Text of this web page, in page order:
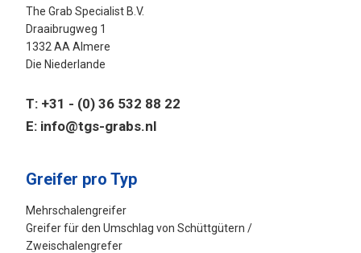
The Grab Specialist B.V.
Draaibrugweg 1
1332 AA Almere
Die Niederlande
T: +31 - (0) 36 532 88 22
E: info@tgs-grabs.nl
Greifer pro Typ
Mehrschalengreifer
Greifer für den Umschlag von Schüttgütern /
Zweischalengrefer